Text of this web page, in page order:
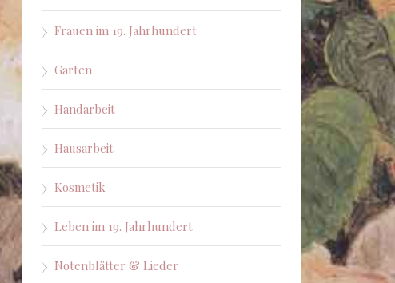
Frauen im 19. Jahrhundert
Garten
Handarbeit
Hausarbeit
Kosmetik
Leben im 19. Jahrhundert
Notenblätter & Lieder